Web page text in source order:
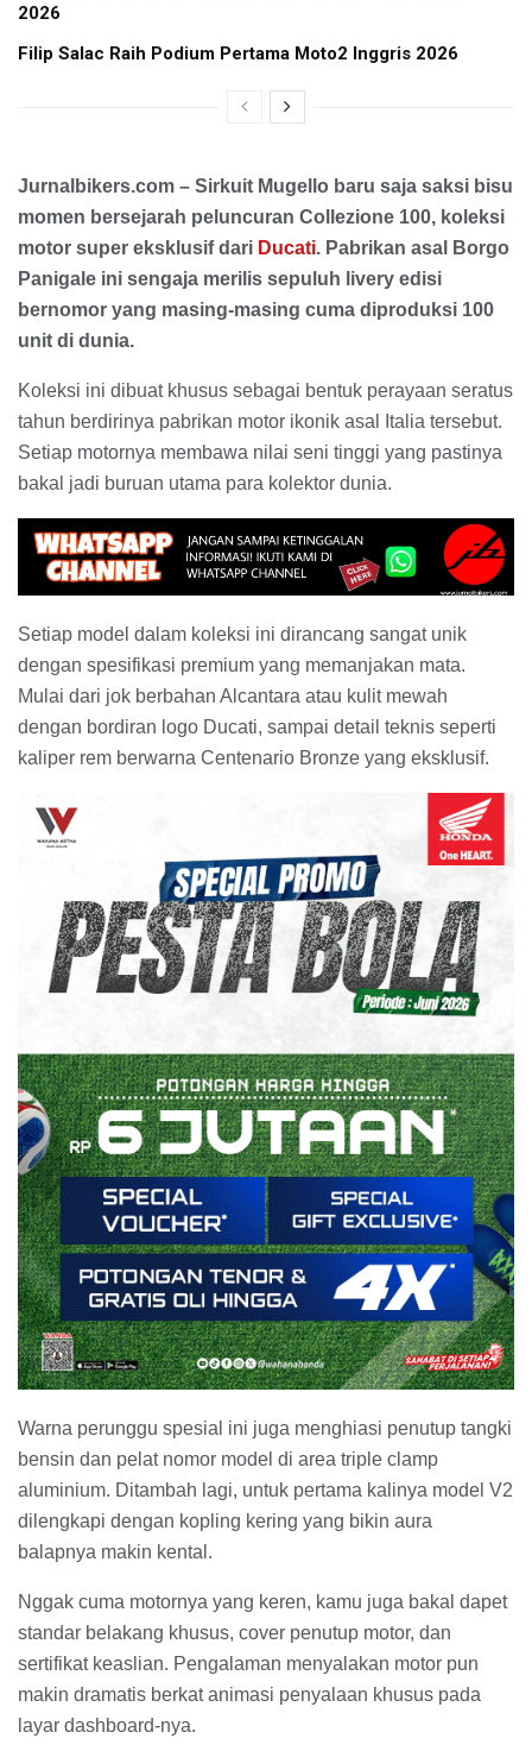
2026
Filip Salac Raih Podium Pertama Moto2 Inggris 2026
Jurnalbikers.com – Sirkuit Mugello baru saja saksi bisu
momen bersejarah peluncuran Collezione 100, koleksi
motor super eksklusif dari Ducati. Pabrikan asal Borgo
Panigale ini sengaja merilis sepuluh livery edisi
bernomor yang masing-masing cuma diproduksi 100
unit di dunia.
Koleksi ini dibuat khusus sebagai bentuk perayaan seratus
tahun berdirinya pabrikan motor ikonik asal Italia tersebut.
Setiap motornya membawa nilai seni tinggi yang pastinya
bakal jadi buruan utama para kolektor dunia.
Setiap model dalam koleksi ini dirancang sangat unik
dengan spesifikasi premium yang memanjakan mata.
Mulai dari jok berbahan Alcantara atau kulit mewah
dengan bordiran logo Ducati, sampai detail teknis seperti
kaliper rem berwarna Centenario Bronze yang eksklusif.
Warna perunggu spesial ini juga menghiasi penutup tangki
bensin dan pelat nomor model di area triple clamp
aluminium. Ditambah lagi, untuk pertama kalinya model V2
dilengkapi dengan kopling kering yang bikin aura
balapnya makin kental.
Nggak cuma motornya yang keren, kamu juga bakal dapet
standar belakang khusus, cover penutup motor, dan
sertifikat keaslian. Pengalaman menyalakan motor pun
makin dramatis berkat animasi penyalaan khusus pada
layar dashboard-nya.